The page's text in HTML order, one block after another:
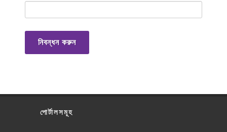
নিবন্ধন করুন
পোর্টালসমূহ